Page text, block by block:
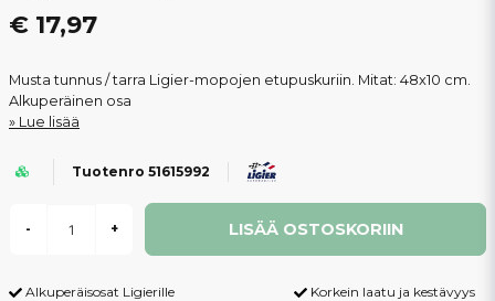
€ 17,97
Musta tunnus / tarra Ligier-mopojen etupuskuriin. Mitat: 48x10 cm.
Alkuperäinen osa
Lue lisää
Tuotenro 51615992
- + LISÄÄ OSTOSKORIIN
Alkuperäisosat Ligierille Korkein laatu ja kestävyys